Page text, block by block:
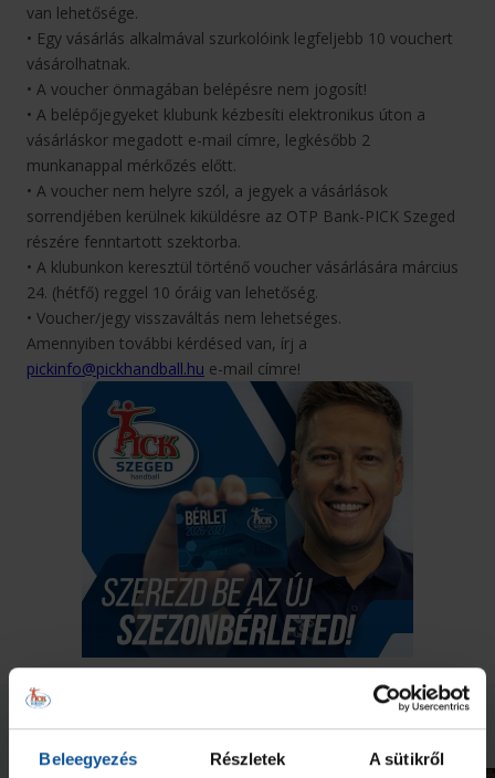
Beleegyezés Részletek A sütikről
van lehetősége.
• Egy vásárlás alkalmával szurkolóink legfeljebb 10 vouchert
vásárolhatnak.
• A voucher önmagában belépésre nem jogosít!
• A belépőjegyeket klubunk kézbesíti elektronikus úton a
vásárláskor megadott e-mail címre, legkésőbb 2
munkanappal mérkőzés előtt.
• A voucher nem helyre szól, a jegyek a vásárlások
sorrendjében kerülnek kiküldésre az OTP Bank-PICK Szeged
részére fenntartott szektorba.
• A klubunkon keresztül történő voucher vásárlására március
24. (hétfő) reggel 10 óráig van lehetőség.
• Voucher/jegy visszaváltás nem lehetséges.
Amennyiben további kérdésed van, írj a
pickinfo@pickhandball.hu e-mail címre!
Neked ajánljuk